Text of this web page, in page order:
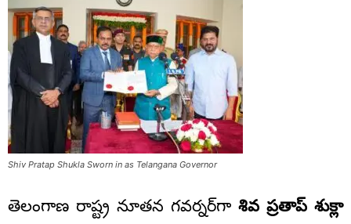
Shiv Pratap Shukla Sworn in as Telangana Governor
తెలంగాణ రాష్ట్ర నూతన గవర్నర్‌గా శివ ప్రతాప్ శుక్లా